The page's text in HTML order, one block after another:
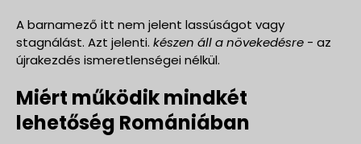
A barnamező itt nem jelent lassúságot vagy
stagnálást. Azt jelenti. készen áll a növekedésre - az
újrakezdés ismeretlenségei nélkül.
Miért működik mindkét
lehetőség Romániában